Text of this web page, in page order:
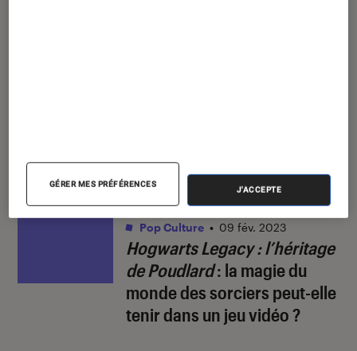
Hogwarts Legacy : l’héritage
de Poudlard: la magie du
monde des sorciers peut-elle
tenir dans un jeu vidéo ?
CRITIQUE
Pop Culture • 09 fév. 2023
GÉRER MES PRÉFÉRENCES
J'ACCEPTE